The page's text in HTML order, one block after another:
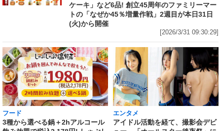
ケーキ」など6品! 創立45周年のファミリーマー
トの「なぜか45％増量作戦」2週目が本日31日
(火)から開催
[2026/3/31 09:30:29]
フード
3種から選べる鍋＋2hアルコール
エンタメ
アイドル活動を経て、撮影会デビ